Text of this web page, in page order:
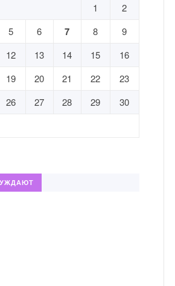
1
2
5 6 7 8
9
12 13 14 15
16
19 20 21 22
23
26 27 28 29
30